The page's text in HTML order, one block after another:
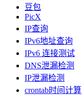
豆包
PicX
IP查询
IPv6地址查询
IPv6 连接测试
DNS泄漏检测
IP泄漏检测
crontab时间计算